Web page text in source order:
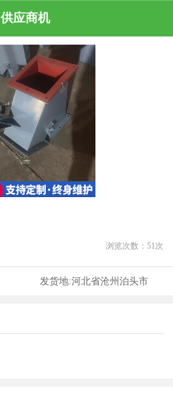
供应商机
浏览次数： 51 次
发货地:河北省沧州泊头市